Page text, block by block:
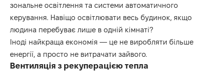
зональне освітлення та системи автоматичного
керування. Навіщо освітлювати весь будинок, якщо
людина перебуває лише в одній кімнаті?
Іноді найкраща економія — це не виробляти більше
енергії, а просто не витрачати зайвого.
Вентиляція з рекуперацією тепла